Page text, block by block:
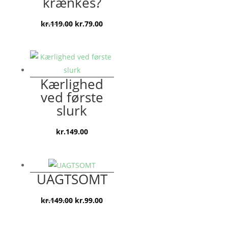
kr.119.00 Den
var:
kr.119.00.
kr.79.00Den
er:
kr.79.00.
Kærlighed
ved første
slurk
kr.149.00
UAGTSOMT
kr.149.00 Den
kr.99.00Den